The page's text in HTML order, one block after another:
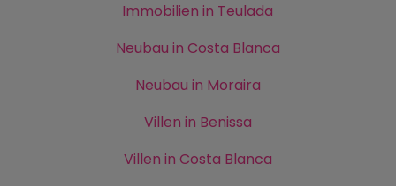
Immobilien in Teulada
Neubau in Costa Blanca
Neubau in Moraira
Villen in Benissa
Villen in Costa Blanca